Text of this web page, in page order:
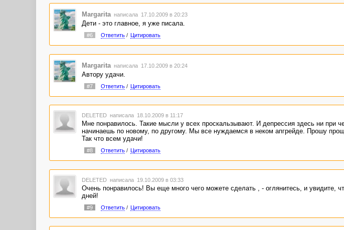
Margarita написала 17.10.2009 в 20:23
Дети - это главное, я уже писала.
#6 Ответить/ Цитировать
Margarita написала 17.10.2009 в 20:24
Автору удачи.
#7 Ответить/ Цитировать
DELETED написала 18.10.2009 в 11:17
Мне понравилось. Такие мысли у всех проскальзывают. И депрессия здесь ни при
начинаешь по новому, по другому. Мы все нуждаемся в неком апгрейде. Прошу
Так что всем удачи!
#8 Ответить/ Цитировать
DELETED написала 19.10.2009 в 03:33
Очень понравилось! Вы еще много чего можете сделать , - оглянитесь, и увидите,
дней!
#9 Ответить/ Цитировать